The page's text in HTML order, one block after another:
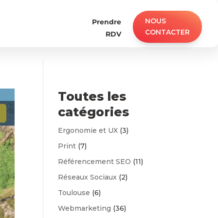
Prendre
RDV
NOUS
CONTACTER
Toutes les
catégories
Ergonomie et UX (3)
Print (7)
Référencement SEO (11)
Réseaux Sociaux (2)
Toulouse (6)
Webmarketing (36)